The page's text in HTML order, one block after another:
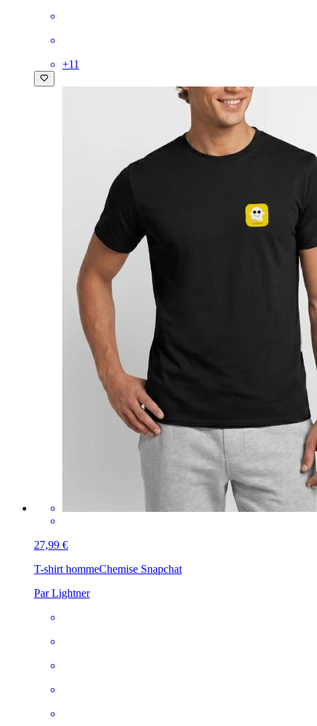
+11
27,99 €
T-shirt hommeChemise Snapchat
Par Lightner